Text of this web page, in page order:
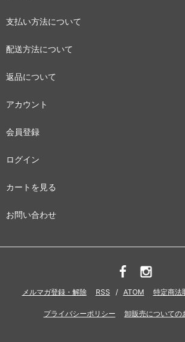
支払い方法について
配送方法について
返品について
アカウント
会員登録
ログイン
カートを見る
お問い合わせ
メルマガ登録・解除 RSS / ATOM 特定商法
プライバシーポリシー 卸販売についての